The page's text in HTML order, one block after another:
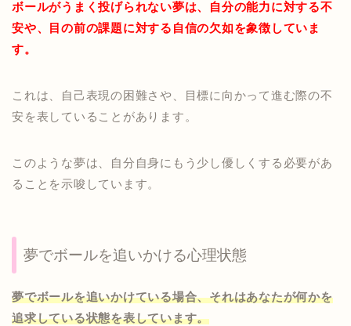
ボールがうまく投げられない夢は、自分の能力に対する不
安や、目の前の課題に対する自信の欠如を象徴していま
す。
これは、自己表現の困難さや、目標に向かって進む際の不
安を表していることがあります。
このような夢は、自分自身にもう少し優しくする必要があ
ることを示唆しています。
夢でボールを追いかける心理状態
夢でボールを追いかけている場合、それはあなたが何かを
追求している状態を表しています。